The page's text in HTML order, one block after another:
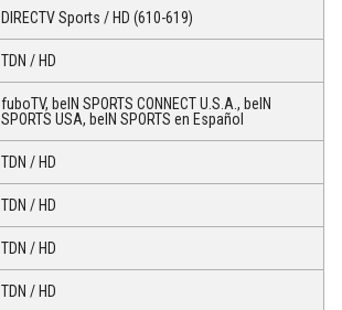
DIRECTV Sports / HD (610-619)
TDN / HD
fuboTV, beIN SPORTS CONNECT U.S.A., beIN
SPORTS USA, beIN SPORTS en Español
TDN / HD
TDN / HD
TDN / HD
TDN / HD